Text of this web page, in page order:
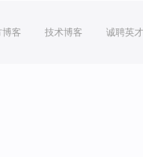
博客 技术博客 诚聘英才